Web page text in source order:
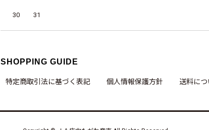
30 31
SHOPPING GUIDE
特定商取引法に基づく表記 個人情報保護方針 送料につ